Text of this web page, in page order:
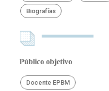
Biografías
Público objetivo
Docente EPBM